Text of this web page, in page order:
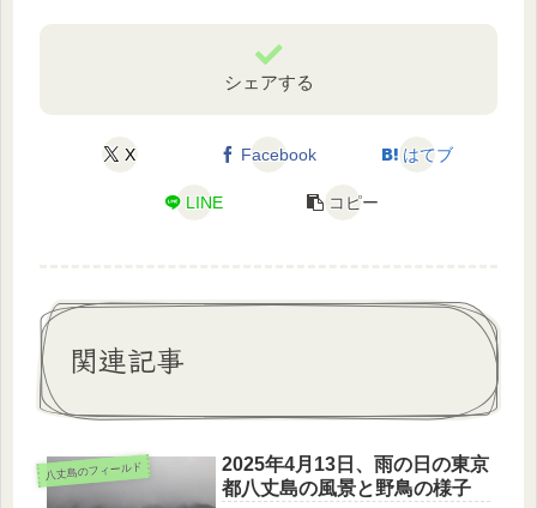
シェアする
X Facebook はてブ
LINE コピー
関連記事
八丈島のフィールド
2025年4月13日、雨の日の東京
都八丈島の風景と野鳥の様子